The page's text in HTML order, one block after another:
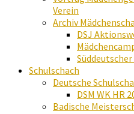
Verein
Archiv
DSJ
Schulschach
Deutsche
DSM WK HR
Badische